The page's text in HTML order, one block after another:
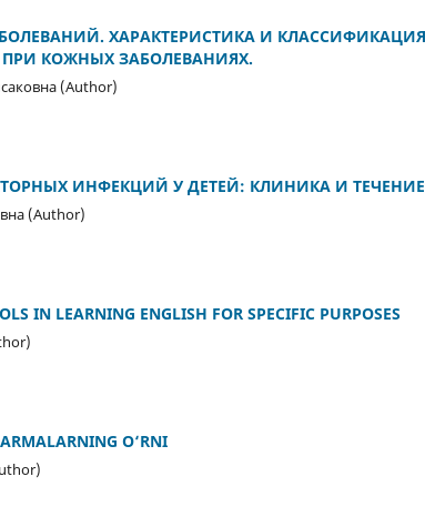
ХАРАКТЕРИСТИКА И
КОЖНЫХ ЗАБОЛЕВАНИЯХ.
(Author)
ИНФЕКЦИЙ У ДЕТЕЙ: КЛИНИКА И
(Author)
IN LEARNING ENGLISH FOR SPECIFIC PURPOSES
O‘RNI